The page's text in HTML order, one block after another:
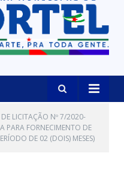
DE LICITAÇÃO Nº 7/2020-
PARA FORNECIMENTO DE
DE 02 (DOIS) MESES)